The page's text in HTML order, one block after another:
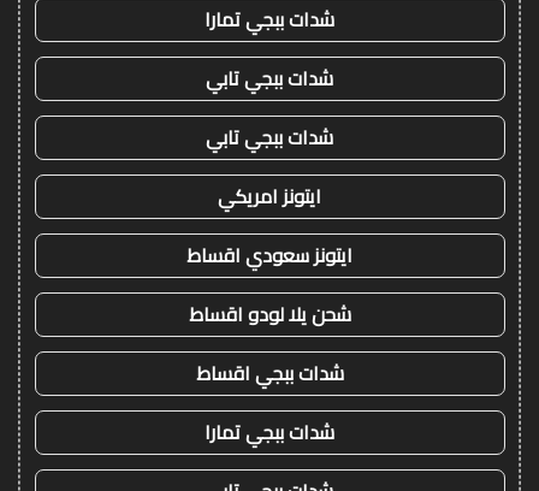
شدات ببجي تمارا
شدات ببجي تابي
شدات ببجي تابي
ايتونز امريكي
ايتونز سعودي اقساط
شحن يلا لودو اقساط
شدات ببجي اقساط
شدات ببجي تمارا